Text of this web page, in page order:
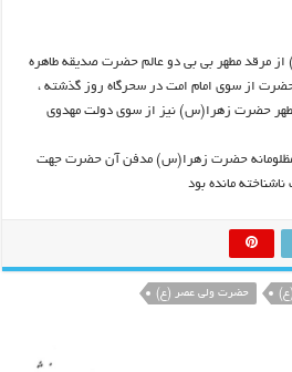
مرقد مطهر بی بی دو عالم حضرت صدیقه طاهره
از سوی امام امت در سحرگاه روز گذشته ،
حضرت زهرا(س) نیز از سوی دولت مهدوی
مظلومانه حضرت زهرا(س) مدفن آن حضرت جهت
مانده بود
حضرت ولی عصر (ع)